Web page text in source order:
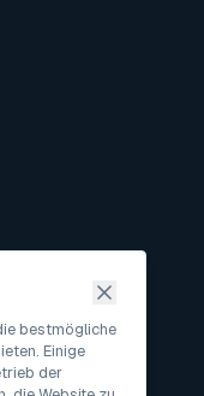
bestmögliche
Einige
der